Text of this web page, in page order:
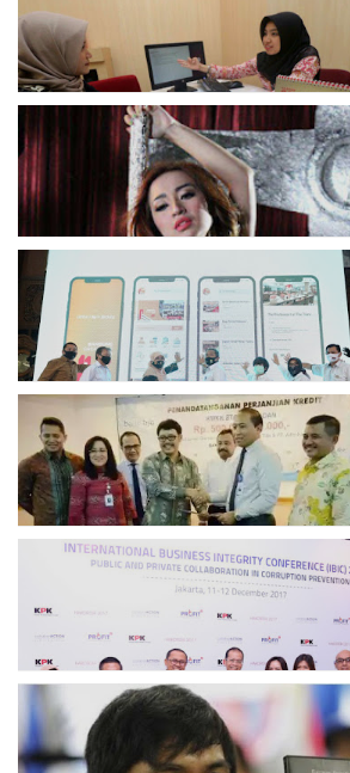
Keuangan Syariah Di Indonesia
Meningkat
Cupi Cupita Luncurkan Single
“Yo Uwis”
Bandung Great Sale 2020 Go
Online Resmi Dimulai
Bank Bjb Fasilitasi Kredit Modal
Kerja Konstruksi PT Adhi Karya
Keren, Bank BJB Kantongi
Puluhan Penghargaan Sepanjang
2017
Dicibir Di Medsos, Manny
Pacquiao Tegaskan Pendirian
Tolak LGBT